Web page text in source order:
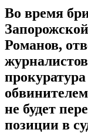
Во время
Романов,
не будет
позиции в